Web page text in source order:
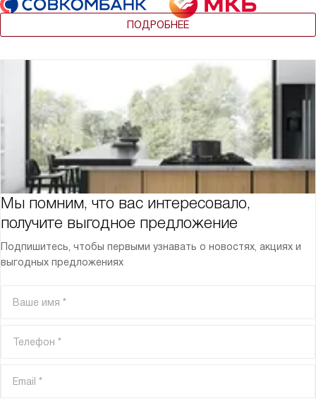
ПОДРОБНЕЕ
Мы помним, что вас интересовало,
получите выгодное предложение
Подпишитесь, чтобы первыми узнавать о новостях, акциях и
выгодных предложениях